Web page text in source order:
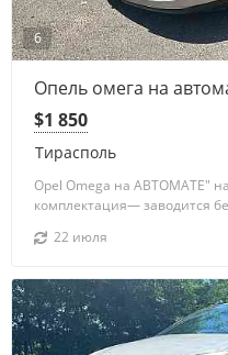
6
Опель омега на
Тирасполь
$1 850
Opel Omega на АВТОМАТЕ"
комплектация— заводится
22 июля